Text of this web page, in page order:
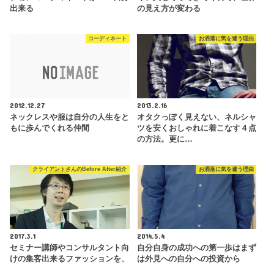
出来る
の見え方が変わる
コーディネート
2012.12.27
ネックレスや服は自分の人生をと
もに歩んでくれる仲間
お洒落に気を遣う理由
2013.2.16
オタクっぽく見えない、ネルシャ
ツを安くおしゃれに着こなす４点
の方法。更に…
クライアントさんのBefore After紹介
2017.3.1
セミナー講師やコンサルタント向
けの集客出来るファッションを、
お洒落に気を遣う理由
2014.5.4
自分自身の成功への第一歩はまず
は外見への自分への投資から